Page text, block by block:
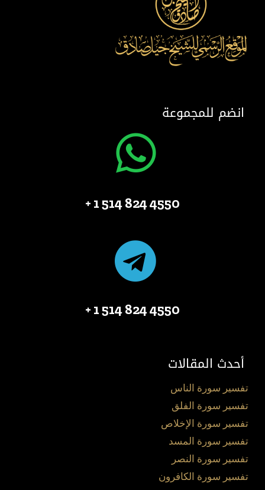
انضم للمجموعة
4550 824 514 1 +
4550 824 514 1 +
أحدث المقالات
تفسير سورة الناس
تفسير سورة الفلق
تفسير سورة الإخلاص
تفسير سورة المسد
تفسير سورة النصر
تفسير سورة الكافرون